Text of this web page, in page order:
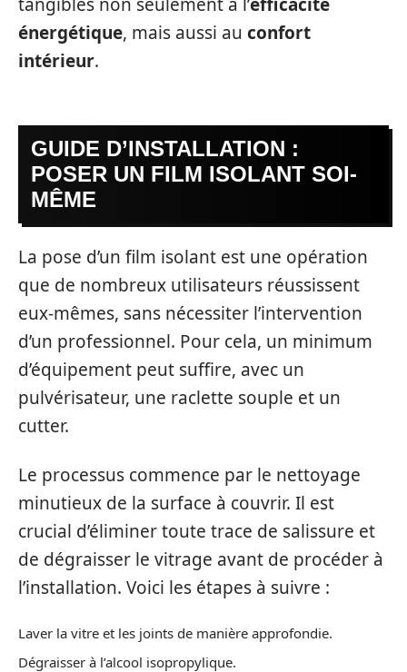
énergétique, mais aussi au confort
intérieur.
GUIDE D’INSTALLATION :
POSER UN FILM ISOLANT SOI-
MÊME
La pose d’un film isolant est une opération
que de nombreux utilisateurs réussissent
eux-mêmes, sans nécessiter l’intervention
d’un professionnel. Pour cela, un minimum
d’équipement peut suffire, avec un
pulvérisateur, une raclette souple et un
cutter.
Le processus commence par le nettoyage
minutieux de la surface à couvrir. Il est
crucial d’éliminer toute trace de salissure et
de dégraisser le vitrage avant de procéder à
l’installation. Voici les étapes à suivre :
Laver la vitre et les joints de manière approfondie.
Dégraisser à l’alcool isopropylique.